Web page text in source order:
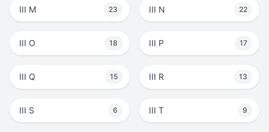
III M 23 III N 22
III O 18 III P 17
III Q 15 III R 13
III S 6 III T 9